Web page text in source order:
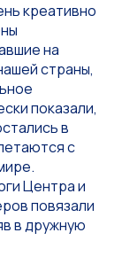
креативно
на
страны,
показали,
в
с
Центра и
повязали
в дружную